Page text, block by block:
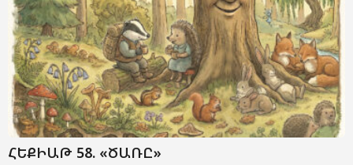
ՀԵՔԻԱԹ 58. «ԾԱՌԸ»